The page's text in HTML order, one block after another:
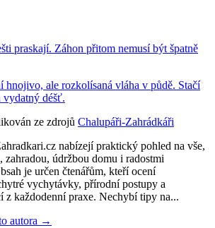
praskají. Záhon přitom nemusí být špatně
ale rozkolísaná vláha v půdě. Stačí
vydatný déšť.
ze zdrojů Chalupáři-Zahrádkáři
nabízejí praktický pohled na vše,
zahradou, údržbou domu i radostmi
je určen čtenářům, kteří ocení
vychytávky, přírodní postupy a
z každodenní praxe. Nechybí tipy na...
autora →